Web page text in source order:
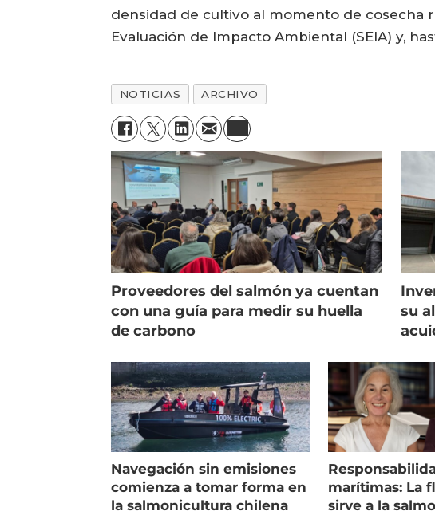
densidad de cultivo al momento de cosecha
Evaluación de Impacto Ambiental (SEIA) y,
NOTICIAS ARCHIVO
Proveedores del salmón ya cuentan
con una guía para medir su huella
de carbono
su
Navegación sin emisiones
comienza a tomar forma en
la salmonicultura chilena
marítimas: La
sirve a la